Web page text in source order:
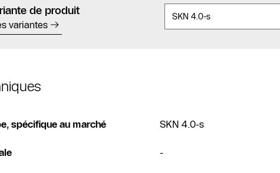
de produit
variantes
spécifique au marché SKN 4.0-s
-